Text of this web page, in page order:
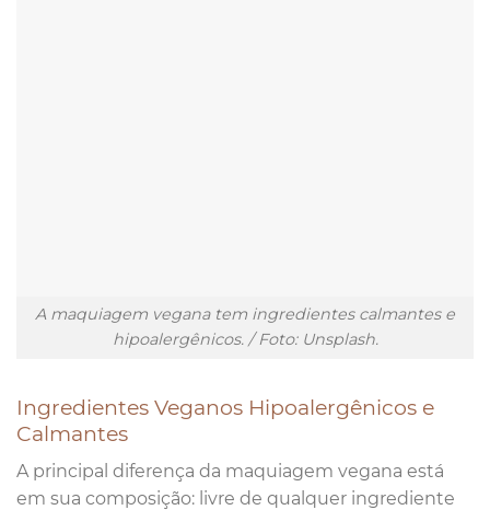
A maquiagem vegana tem ingredientes calmantes e
hipoalergênicos. / Foto: Unsplash.
Ingredientes Veganos Hipoalergênicos e
Calmantes
A principal diferença da maquiagem vegana está
em sua composição: livre de qualquer ingrediente